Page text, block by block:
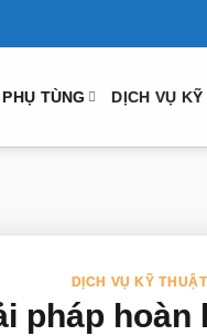
PHỤ TÙNG DỊCH VỤ
DỊCH VỤ KỸ THUẬT
pháp hoàn